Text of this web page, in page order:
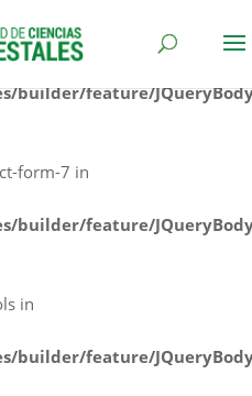
in
builder/feature/
form-7 in
builder/feature/
in
builder/feature/